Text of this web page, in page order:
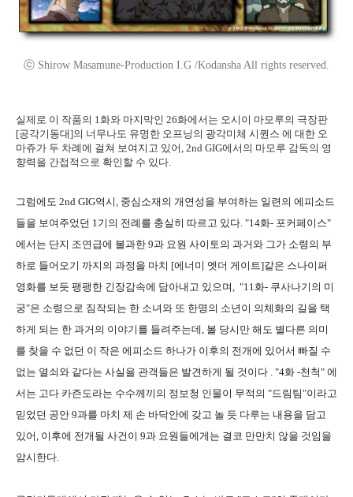
ⓒ Shirow Masamune-Production I.G /Kodansha All rights reserved.
실제로 이 작품의 1화와 마지막인 26화에서는 오시이 마모루의 극장판
[공각기동대]의 너무나도 유명한 오프닝의 광각미체 시퀀스 에 대한 오
마쥬가 두 차례에 걸쳐 보여지고 있어, 2nd GIG에서의 마모루 감독의 영
향력을 간접적으로 확인할 수 있다.
그럼에도 2nd GIG역시, 중심소재의 개연성을 부여하는 일련의 에피소드
들을 보여주었던 1기의 전례를 충실히 따르고 있다. "14화- 포커페이스"
에서는 단지 조연급에 불과한 9과 요원 사이토의 과거와 그가 소령의 부
하로 들어오기 까지의 과정을 마치 [에너미 엣더 게이트]같은 스나이퍼
영화를 보듯 팽팽한 긴장감속에 담아내고 있으며, "11화- 쿠사나기의 미
궁"은 소령으로 짐작되는 한 소녀와 또 한명의 소년이 의체화의 길을 택
하게 되는 한 과거의 이야기를 들려주는데, 볼 당시만 해도 별다른 의미
를 찾을 수 없던 이 작은 에피소드 하나가 이후의 전개에 있어서 빠질 수
없는 열쇠와 같다는 사실을 관객들은 발견하게 될 것이다 . "4화 -천척" 에
서는 고다 카즌도라는 수수께끼의 정보청 인물이 무적의 "드림팀"이라고
믿었던 공안 9과를 마치 제 손 바닥안에 갖고 놀 듯 다루는 내용을 담고
있어, 이후에 전개될 사건이 9과 요원들에게는 결코 만만치 않을 것임을
암시한다.